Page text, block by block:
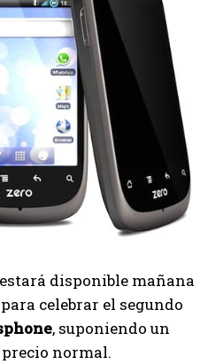
estará disponible mañana
celebrar el segundo
, suponiendo un
precio normal.